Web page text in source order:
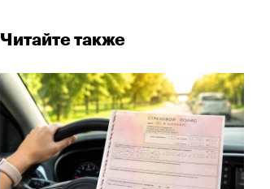
Читайте также